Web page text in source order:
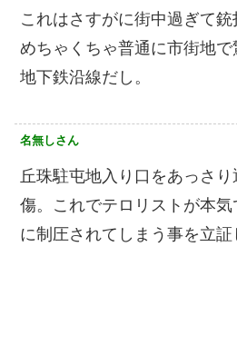
これはさすがに街中過ぎて銃
めちゃくちゃ普通に市街地で
地下鉄沿線だし。
名無しさん
丘珠駐屯地入り口をあっさ
傷。これでテロリストが本
に制圧されてしまう事を立証